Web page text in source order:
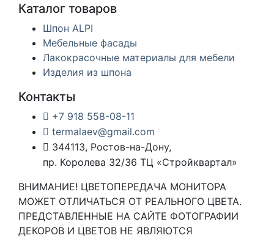
Каталог товаров
Шпон ALPI
Мебельные фасады
Лакокрасочные материалы для мебели
Изделия из шпона
Контакты
+7 918 558-08-11
termalaev@gmail.com
344113, Ростов-на-Дону,
пр. Королева 32/36 ТЦ «Стройквартал»
ВНИМАНИЕ! ЦВЕТОПЕРЕДАЧА МОНИТОРА
МОЖЕТ ОТЛИЧАТЬСЯ ОТ РЕАЛЬНОГО ЦВЕТА.
ПРЕДСТАВЛЕННЫЕ НА САЙТЕ ФОТОГРАФИИ
ДЕКОРОВ И ЦВЕТОВ НЕ ЯВЛЯЮТСЯ